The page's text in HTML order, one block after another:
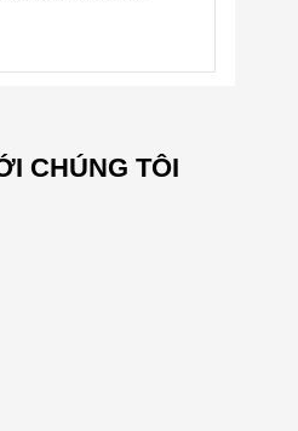
CHÚNG TÔI